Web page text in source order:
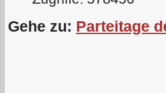
Gehe zu: Parteitage